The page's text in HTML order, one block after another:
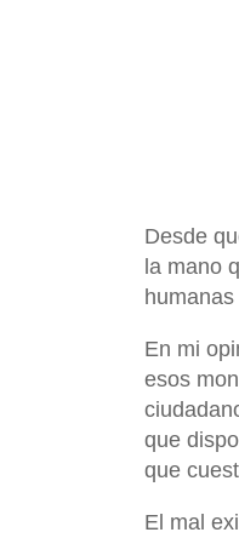
Desde
la mano
En mi
esos
que
que
El mal